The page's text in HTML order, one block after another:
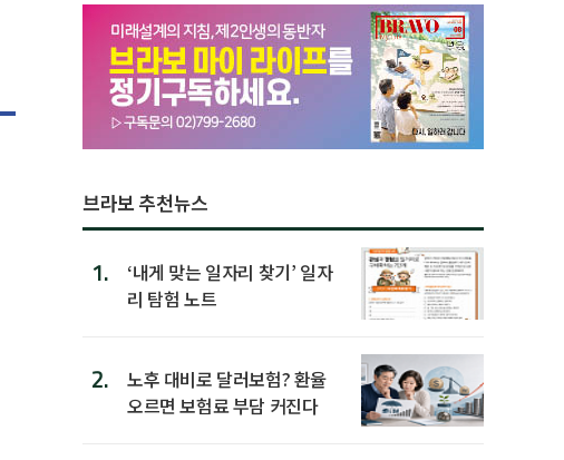
브라보 추천뉴스
1.
‘내게 맞는 일자리 찾기’ 일자
리 탐험 노트
2.
노후 대비로 달러보험? 환율
오르면 보험료 부담 커진다